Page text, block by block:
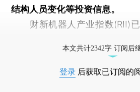
结构人员变化等投资信息。
财新机器人产业指数(RII)已
本文共计2342字 订阅后
登录 后获取已订阅的